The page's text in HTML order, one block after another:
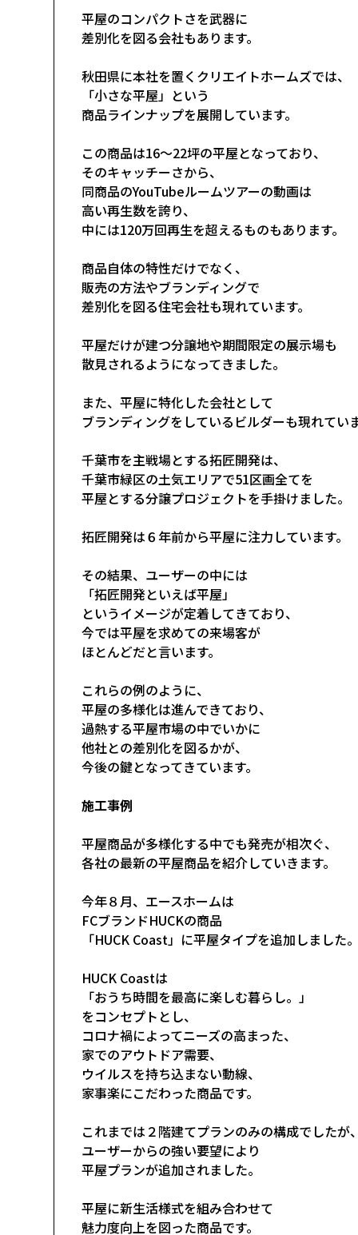
平屋のコンパクトさを武器に
差別化を図る会社もあります。
秋田県に本社を置くクリエイトホームズでは、
「小さな平屋」という
商品ラインナップを展開しています。
この商品は16～22坪の平屋となっており、
そのキャッチーさから、
同商品のYouTubeルームツアーの動画は
高い再生数を誇り、
中には120万回再生を超えるものもあります。
商品自体の特性だけでなく、
販売の方法やブランディングで
差別化を図る住宅会社も現れています。
平屋だけが建つ分譲地や期間限定の展示場も
散見されるようになってきました。
また、平屋に特化した会社として
ブランディングをしているビルダーも現れてい
千葉市を主戦場とする拓匠開発は、
千葉市緑区の土気エリアで51区画全てを
平屋とする分譲プロジェクトを手掛けました。
拓匠開発は６年前から平屋に注力しています。
その結果、ユーザーの中には
「拓匠開発といえば平屋」
というイメージが定着してきており、
今では平屋を求めての来場客が
ほとんどだと言います。
これらの例のように、
平屋の多様化は進んできており、
過熱する平屋市場の中でいかに
他社との差別化を図るかが、
今後の鍵となってきています。
施工事例
平屋商品が多様化する中でも発売が相次ぐ、
各社の最新の平屋商品を紹介していきます。
今年８月、エースホームは
FCブランドHUCKの商品
「HUCK Coast」に平屋タイプを追加しました
HUCK Coastは
「おうち時間を最高に楽しむ暮らし。」
をコンセプトとし、
コロナ禍によってニーズの高まった、
家でのアウトドア需要、
ウイルスを持ち込まない動線、
家事楽にこだわった商品です。
これまでは２階建てプランのみの構成でしたが
ユーザーからの強い要望により
平屋プランが追加されました。
平屋に新生活様式を組み合わせて
魅力度向上を図った商品です。